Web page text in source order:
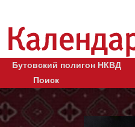
Бутовский полигон НКВД
Поиск